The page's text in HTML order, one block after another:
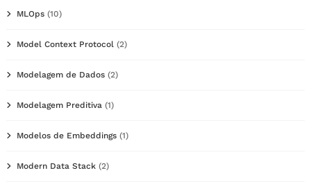
MLOps (10)
Model Context Protocol (2)
Modelagem de Dados (2)
Modelagem Preditiva (1)
Modelos de Embeddings (1)
Modern Data Stack (2)